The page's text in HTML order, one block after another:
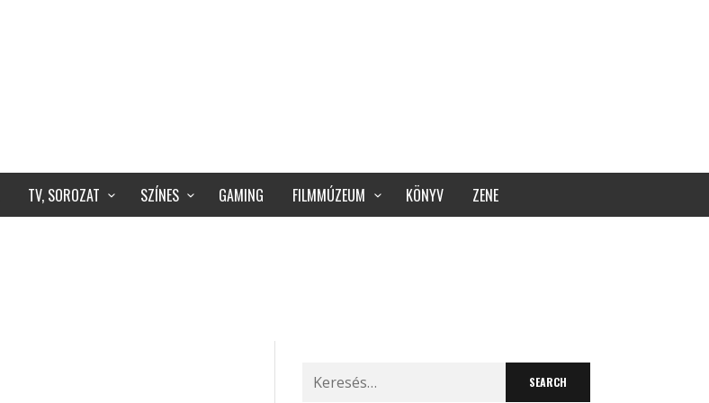
TV, SOROZAT SZÍNES GAMING FILMMÚZEUM KÖNYV ZENE
Search
for: